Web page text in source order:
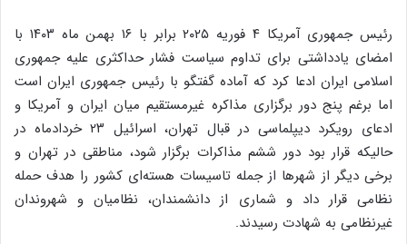
رئیس جمهوری آمریکا ۴ فوریه ۲۰۲۵ برابر با ۱۶ بهمن ماه ۱۴۰۳ با
امضای یادداشتی برای تداوم سیاست فشار حداکثری علیه جمهوری
اسلامی ایران ادعا کرد که آماده گفتگو با رئیس جمهوری ایران است
اما برغم پنج دور برگزاری مذاکره غیرمستقیم میان ایران و آمریکا و
ادعای رویکرد دیپلماسی در قبال تهران، اسرائیل ۲۳ خردادماه در
حالیکه قرار بود دور ششم مذاکرات برگزار شود، مناطقی در تهران و
برخی دیگر از شهرها از جمله تاسیسات هسته‌ای کشور را هدف حمله
نظامی قرار داد و شماری از دانشمندان، نظامیان و شهروندان
غیرنظامی به شهادت رسیدند.